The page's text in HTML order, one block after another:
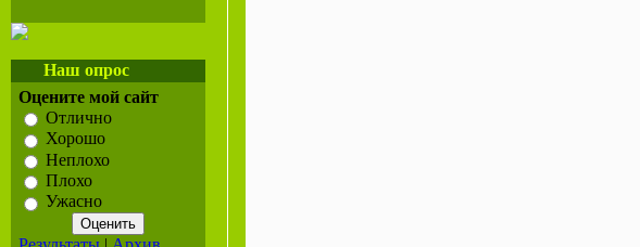
Наш опрос
Оцените мой сайт
Отлично
Хорошо
Неплохо
Плохо
Ужасно